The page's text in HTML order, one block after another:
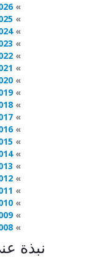
نبذة